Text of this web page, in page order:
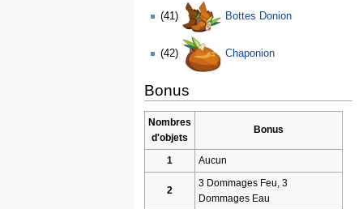
(41) Bottes Donion
(42) Chaponion
Bonus
Nombres
d'objets
Bonus
1 Aucun
2
3 Dommages Feu, 3
Dommages Eau